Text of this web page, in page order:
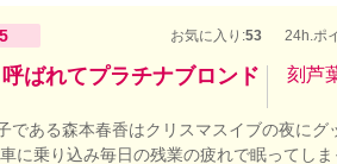
お気に入り:53 24h.ポ
ばれてプラチナブロンド
刻芦
ある森本春香はクリスマスイブの夜にグ
乗り込み毎日の残業の疲れで眠ってしま